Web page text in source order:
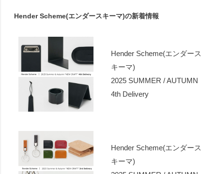
Hender Scheme(エンダースキーマ)の新着情報
Hender Scheme(エンダース
キーマ)
2025 SUMMER / AUTUMN
4th Delivery
Hender Scheme(エンダース
キーマ)